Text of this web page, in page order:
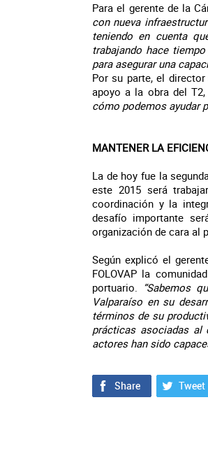
Para el gerente de la
con nueva
teniendo en cuenta
trabajando hace
para asegurar una
Por su parte, el
apoyo a la obra del
cómo podemos ayudar
MANTENER LA
La de hoy fue la
este 2015 será
coordinación y la
desafío importante
organización de cara al
Según explicó el
FOLOVAP la
portuario. “Sabemos
Valparaíso en su
términos de su
prácticas asociadas
actores han sido